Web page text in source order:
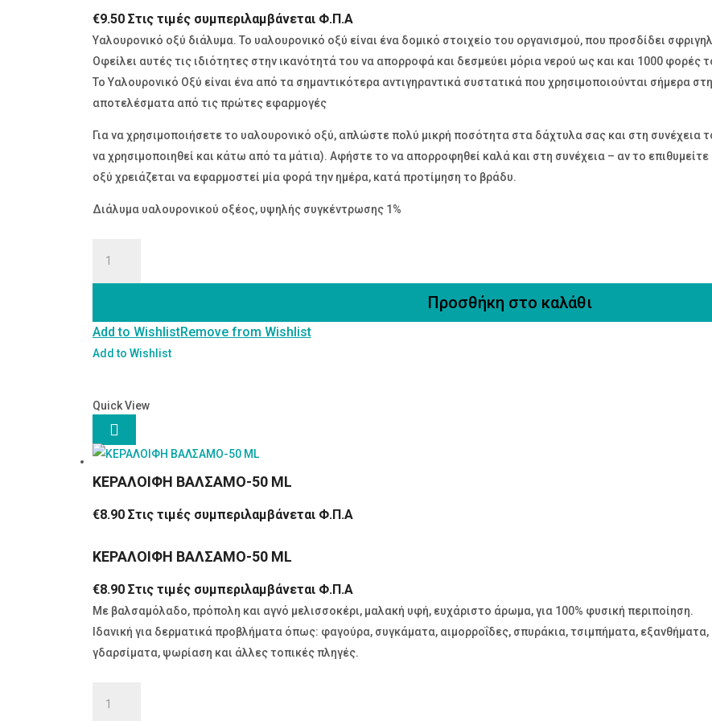
€9.50 Στις τιμές συμπεριλαμβάνεται Φ.Π.Α
Υαλουρονικό οξύ διάλυμα. Το υαλουρονικό οξύ είναι ένα δομικό στοιχείο του οργανισμού, που προσδίδει
Οφείλει αυτές τις ιδιότητες στην ικανότητά του να απορροφά και δεσμεύει μόρια νερού ως και και 1000 φορές
Το Υαλουρονικό Οξύ είναι ένα από τα σημαντικότερα αντιγηραντικά συστατικά που χρησιμοποιούνται σήμερα
αποτελέσματα από τις πρώτες εφαρμογές
Για να χρησιμοποιήσετε το υαλουρονικό οξύ, απλώστε πολύ μικρή ποσότητα στα δάχτυλα σας και στη συνέχεια
να χρησιμοποιηθεί και κάτω από τα μάτια). Αφήστε το να απορροφηθεί καλά και στη συνέχεια – αν το
οξύ χρειάζεται να εφαρμοστεί μία φορά την ημέρα, κατά προτίμηση το βράδυ.
Διάλυμα υαλουρονικού οξέος, υψηλής συγκέντρωσης 1%
Προσθήκη στο καλάθι
Add to WishlistRemove from Wishlist
Add to Wishlist
Quick View

ΚΕΡΑΛΟΙΦΗ ΒΑΛΣΑΜΟ-50 ML
€8.90 Στις τιμές συμπεριλαμβάνεται Φ.Π.Α
ΚΕΡΑΛΟΙΦΗ ΒΑΛΣΑΜΟ-50 ML
€8.90 Στις τιμές συμπεριλαμβάνεται Φ.Π.Α
Με βαλσαμόλαδο, πρόπολη και αγνό μελισσοκέρι, μαλακή υφή, ευχάριστο άρωμα, για 100% φυσική περιποίηση.
Ιδανική για δερματικά προβλήματα όπως: φαγούρα, συγκάματα, αιμορροΐδες, σπυράκια, τσιμπήματα,
γδαρσίματα, ψωρίαση και άλλες τοπικές πληγές.